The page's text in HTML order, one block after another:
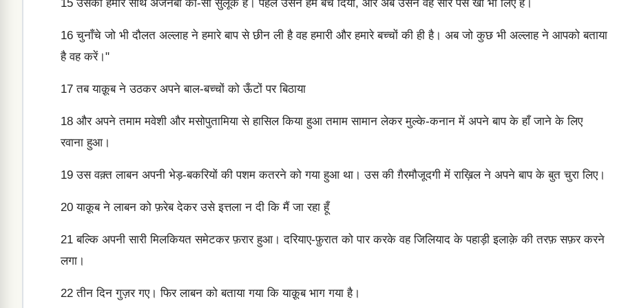
15 उसका हमारे साथ अजनबी का-सा सुलूक है। पहले उसने हमें बेच दिया, और अब उसने वह सारे पैसे खा भी लिए हैं।
16 चुनाँचे जो भी दौलत अल्लाह ने हमारे बाप से छीन ली है वह हमारी और हमारे बच्चों की ही है। अब जो कुछ भी अल्लाह ने आपको बताया
है वह करें।"
17 तब याक़ूब ने उठकर अपने बाल-बच्चों को ऊँटों पर बिठाया
18 और अपने तमाम मवेशी और मसोपुतामिया से हासिल किया हुआ तमाम सामान लेकर मुल्के-कनान में अपने बाप के हाँ जाने के लिए
रवाना हुआ।
19 उस वक़्त लाबन अपनी भेड़-बकरियों की पशम कतरने को गया हुआ था। उस की ग़ैरमौजूदगी में राख़िल ने अपने बाप के बुत चुरा लिए।
20 याक़ूब ने लाबन को फ़रेब देकर उसे इत्तला न दी कि मैं जा रहा हूँ
21 बल्कि अपनी सारी मिलकियत समेटकर फ़रार हुआ। दरियाए-फ़ुरात को पार करके वह जिलियाद के पहाड़ी इलाक़े की तरफ़ सफ़र करने
लगा।
22 तीन दिन गुज़र गए। फिर लाबन को बताया गया कि याक़ूब भाग गया है।